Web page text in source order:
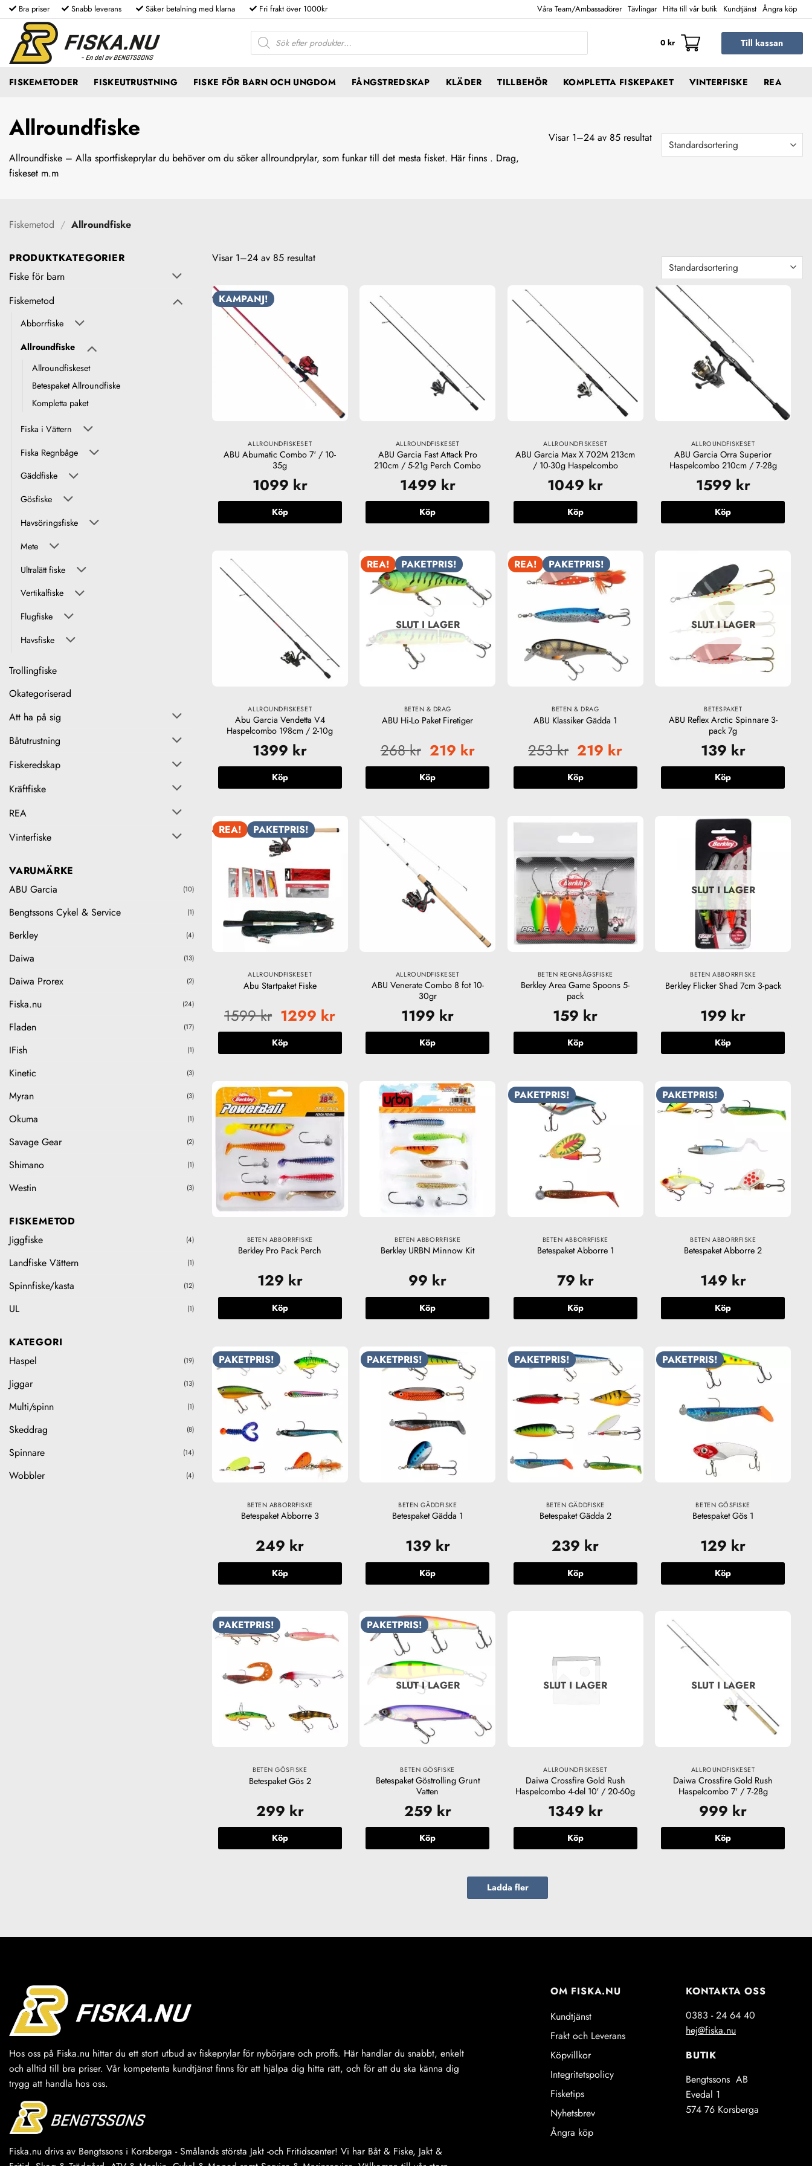
Skip
to
content
Bra priser Snabb leverans Säker betalning med klarna Fri frakt över 1000kr Våra Team/Ambassadörer Tävlingar Hitta till vår butik Kundtjänst Ångra köp
Produktsökning
0 kr Till kassan
FISKEMETODER FISKEUTRUSTNING FISKE FÖR BARN OCH UNGDOM FÅNGSTREDSKAP KLÄDER TILLBEHÖR KOMPLETTA FISKEPAKET VINTERFISKE REA
Allroundfiske
Allroundfiske – Alla sportfiskeprylar du behöver om du söker allroundprylar, som funkar till det mesta fisket. Här finns . Drag,
fiskeset m.m
Visar 1–24 av 85 resultat
Fiskemetod / Allroundfiske
PRODUKTKATEGORIER
Fiske för barn
Fiskemetod
Abborrfiske
Allroundfiske
Allroundfiskeset
Betespaket Allroundfiske
Kompletta paket
Fiska i Vättern
Fiska Regnbåge
Gäddfiske
Gösfiske
Havsöringsfiske
Mete
Ultralätt fiske
Vertikalfiske
Flugfiske
Havsfiske
Trollingfiske
Okategoriserad
Att ha på sig
Båtutrustning
Fiskeredskap
Kräftfiske
REA
Vinterfiske
VARUMÄRKE
ABU Garcia
(10)
Bengtssons Cykel & Service (1)
Berkley (4)
Daiwa (13)
Daiwa Prorex (2)
Fiska.nu (24)
Fladen (17)
IFish (1)
Kinetic (3)
Myran (3)
Okuma (1)
Savage Gear (2)
Shimano (1)
Westin (3)
FISKEMETOD
Jiggfiske
(4)
Landfiske Vättern (1)
Spinnfiske/kasta (12)
UL (1)
KATEGORI
Haspel
(19)
Jiggar (13)
Multi/spinn (1)
Skeddrag (8)
Spinnare (14)
Wobbler (4)
Visar 1–24 av 85 resultat
KAMPANJ!
ALLROUNDFISKESET
ABU Abumatic Combo 7′ / 10-
35g
1099 kr
Köp
ALLROUNDFISKESET
ABU Garcia Fast Attack Pro
210cm / 5-21g Perch Combo
1499 kr
Köp
ALLROUNDFISKESET
ABU Garcia Max X 702M 213cm
/ 10-30g Haspelcombo
1049 kr
Köp
ALLROUNDFISKESET
ABU Garcia Orra Superior
Haspelcombo 210cm / 7-28g
1599 kr
Köp
ALLROUNDFISKESET
Abu Garcia Vendetta V4
Haspelcombo 198cm / 2-10g
1399 kr
Köp
REA! PAKETPRIS!
SLUT I LAGER
BETEN & DRAG
ABU Hi-Lo Paket Firetiger
268kr Det
ursprungliga
priset
var:
219 krDet
nuvarande
är:
Köp
REA! PAKETPRIS!
BETEN & DRAG
ABU Klassiker Gädda 1
253kr Det
ursprungliga
priset
var:
219 krDet
nuvarande
är:
Köp
SLUT I LAGER
BETESPAKET
ABU Reflex Arctic Spinnare 3-
pack 7g
139 kr
Köp
REA! PAKETPRIS!
ALLROUNDFISKESET
Abu Startpaket Fiske
1599kr Det
ursprungliga
priset
var:
1299 krDet
nuvarande
är:
Köp
ALLROUNDFISKESET
ABU Venerate Combo 8 fot 10-
30gr
1199 kr
Köp
BETEN REGNBÅGSFISKE
Berkley Area Game Spoons 5-
pack
159 kr
Köp
SLUT I LAGER
BETEN ABBORRFISKE
Berkley Flicker Shad 7cm 3-pack
199 kr
Köp
BETEN ABBORRFISKE
Berkley Pro Pack Perch
129 kr
Köp
BETEN ABBORRFISKE
Berkley URBN Minnow Kit
99 kr
Köp
PAKETPRIS!
BETEN ABBORRFISKE
Betespaket Abborre 1
79 kr
Köp
PAKETPRIS!
BETEN ABBORRFISKE
Betespaket Abborre 2
149 kr
Köp
PAKETPRIS!
BETEN ABBORRFISKE
Betespaket Abborre 3
249 kr
Köp
PAKETPRIS!
BETEN GÄDDFISKE
Betespaket Gädda 1
139 kr
Köp
PAKETPRIS!
BETEN GÄDDFISKE
Betespaket Gädda 2
239 kr
Köp
PAKETPRIS!
BETEN GÖSFISKE
Betespaket Gös 1
129 kr
Köp
PAKETPRIS!
BETEN GÖSFISKE
Betespaket Gös 2
299 kr
Köp
PAKETPRIS!
SLUT I LAGER
BETEN GÖSFISKE
Betespaket Göstrolling Grunt
Vatten
259 kr
Köp
SLUT I LAGER
ALLROUNDFISKESET
Daiwa Crossfire Gold Rush
Haspelcombo 4-del 10′ / 20-60g
1349 kr
Köp
SLUT I LAGER
ALLROUNDFISKESET
Daiwa Crossfire Gold Rush
Haspelcombo 7′ / 7-28g
999 kr
Köp
Ladda fler
Hos oss på Fiska.nu hittar du ett stort utbud av fiskeprylar för nybörjare och proffs. Här handlar du snabbt, enkelt
och alltid till bra priser. Vår kompetenta kundtjänst finns för att hjälpa dig hitta rätt, och för att du ska känna dig
trygg att handla hos oss.
Fiska.nu drivs av Bengtssons i Korsberga - Smålands största Jakt -och Fritidscenter! Vi har Båt & Fiske, Jakt &
OM FISKA.NU
Kundtjänst
Frakt och Leverans
Köpvillkor
Integritetspolicy
Fisketips
Nyhetsbrev
Ångra köp
KONTAKTA OSS
0383 - 24 64 40
hej@fiska.nu
BUTIK
Bengtssons AB
Evedal 1
574 76 Korsberga